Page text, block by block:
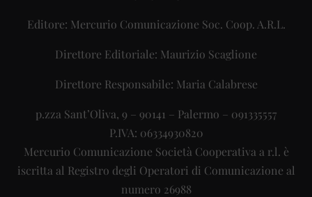
Editore: Mercurio Comunicazione Soc. Coop. A.R.L.
Direttore Editoriale: Maurizio Scaglione
Direttore Responsabile: Maria Calabrese
p.zza Sant’Oliva, 9 – 90141 – Palermo – 091335557
P.IVA: 06334930820
Mercurio Comunicazione Società Cooperativa a r.l. è
iscritta al Registro degli Operatori di Comunicazione al
numero 26988